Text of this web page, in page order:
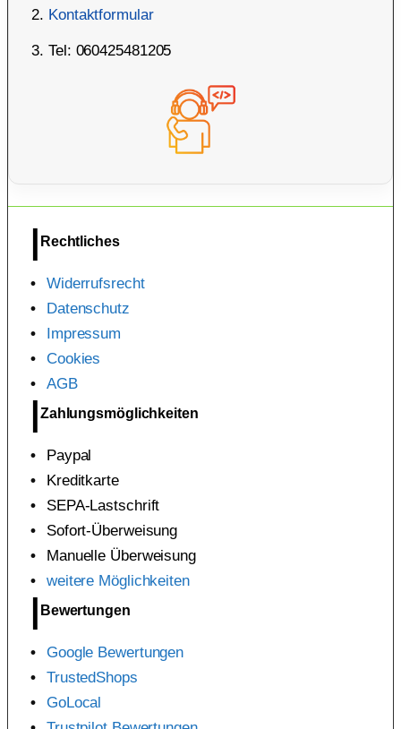
Kontaktformular
Tel: 060425481205
Rechtliches
Widerrufsrecht
Datenschutz
Impressum
Cookies
AGB
Zahlungsmöglichkeiten
Paypal
Kreditkarte
SEPA-Lastschrift
Sofort-Überweisung
Manuelle Überweisung
weitere Möglichkeiten
Bewertungen
Google Bewertungen
TrustedShops
GoLocal